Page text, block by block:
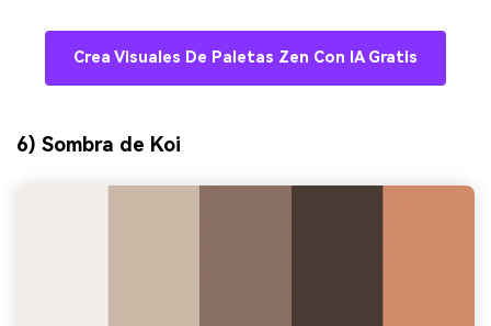
Crea Visuales De Paletas Zen Con IA Gratis
6) Sombra de Koi